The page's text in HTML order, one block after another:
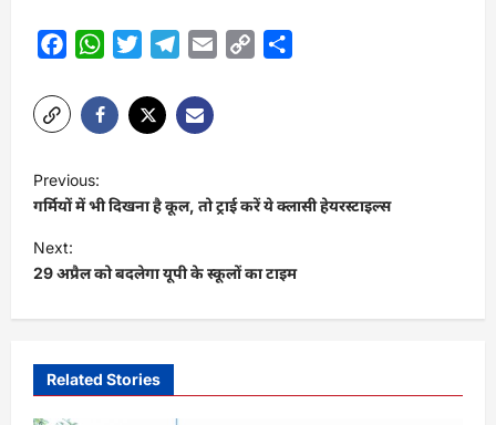
FacebookWhatsAppTwitterTelegram
Email
Copy
o
s
t
v
Previous:
गर्मियों में भी दिखना है कूल, तो ट्राई करें ये क्लासी हेयरस्टाइल्स
Next:
29 अप्रैल को बदलेगा यूपी के स्कूलों का टाइम
Related Stories